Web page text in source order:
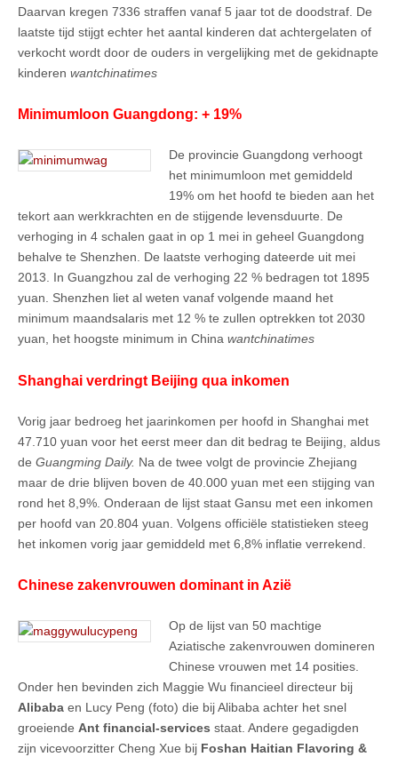
Daarvan kregen 7336 straffen vanaf 5 jaar tot de doodstraf. De
laatste tijd stijgt echter het aantal kinderen dat achtergelaten of
verkocht wordt door de ouders in vergelijking met de gekidnapte
kinderen wantchinatimes
Minimumloon Guangdong: + 19%
De provincie Guangdong verhoogt
het minimumloon met gemiddeld
19% om het hoofd te bieden aan het
tekort aan werkkrachten en de stijgende levensduurte. De
verhoging in 4 schalen gaat in op 1 mei in geheel Guangdong
behalve te Shenzhen. De laatste verhoging dateerde uit mei
2013. In Guangzhou zal de verhoging 22 % bedragen tot 1895
yuan. Shenzhen liet al weten vanaf volgende maand het
minimum maandsalaris met 12 % te zullen optrekken tot 2030
yuan, het hoogste minimum in China wantchinatimes
Shanghai verdringt Beijing qua inkomen
Vorig jaar bedroeg het jaarinkomen per hoofd in Shanghai met
47.710 yuan voor het eerst meer dan dit bedrag te Beijing, aldus
de Guangming Daily. Na de twee volgt de provincie Zhejiang
maar de drie blijven boven de 40.000 yuan met een stijging van
rond het 8,9%. Onderaan de lijst staat Gansu met een inkomen
per hoofd van 20.804 yuan. Volgens officiële statistieken steeg
het inkomen vorig jaar gemiddeld met 6,8% inflatie verrekend.
Chinese zakenvrouwen dominant in Azië
Op de lijst van 50 machtige
Aziatische zakenvrouwen domineren
Chinese vrouwen met 14 posities.
Onder hen bevinden zich Maggie Wu financieel directeur bij
Alibaba en Lucy Peng (foto) die bij Alibaba achter het snel
groeiende Ant financial-services staat. Andere gegadigden
zijn vicevoorzitter Cheng Xue bij Foshan Haitian Flavoring &